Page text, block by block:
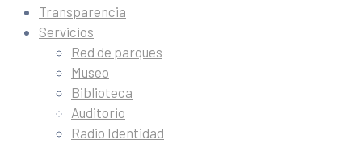
Transparencia
Servicios
Red de parques
Museo
Biblioteca
Auditorio
Radio Identidad